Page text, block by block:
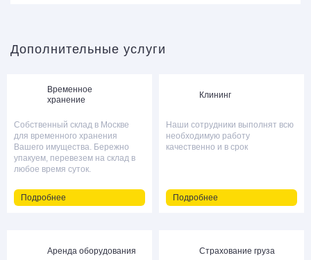
Дополнительные услуги
Временное
хранение
Собственный склад в Москве
для временного хранения
Вашего имущества. Бережно
упакуем, перевезем на склад в
любое время суток.
Подробнее
Клининг
Наши сотрудники выполнят всю
необходимую работу
качественно и в срок
Подробнее
Аренда оборудования Страхование груза